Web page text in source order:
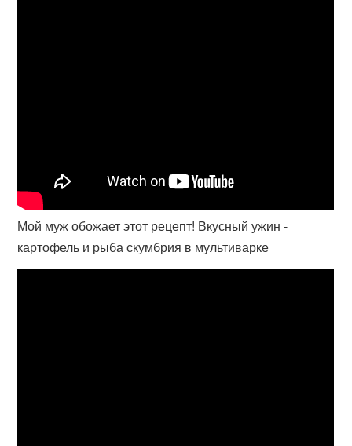
Мой муж обожает этот рецепт! Вкусный ужин -
картофель и рыба скумбрия в мультиварке